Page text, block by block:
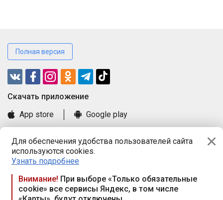
Для обеспечения удобства пользователей сайта
используются cookies.
Узнать подробнее
Внимание! При выборе «Только обязательные
cookie» все сервисы Яндекс, в том числе
Полная версия
Cкачать приложение
App store
Google play
Книга замечаний и предложений
Правила и документы
Praca.by © 2000—2026, ООО «ПРАЦА БАЙ»
Республика Беларусь, 220114, г. Минск, пр-т Независимости
117а, пом. № 9.